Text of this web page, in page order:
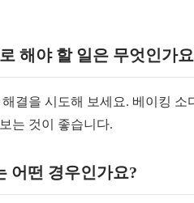
해야 할 일은 무엇인가
결을 시도해 보세요. 베이킹 소
는 것이 좋습니다.
어떤 경우인가요?